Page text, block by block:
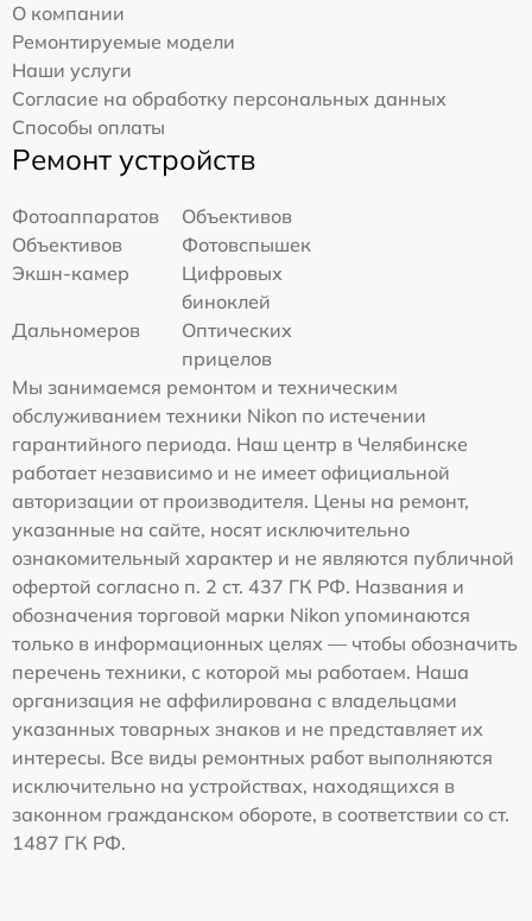
О компании
Ремонтируемые модели
Наши услуги
Согласие на обработку персональных данных
Способы оплаты
Ремонт устройств
Фотоаппаратов
Объективов
Объективов
Фотовспышек
Экшн-камер
Цифровых
биноклей
Дальномеров
Оптических
прицелов
Мы занимаемся ремонтом и техническим
обслуживанием техники Nikon по истечении
гарантийного периода. Наш центр в Челябинске
работает независимо и не имеет официальной
авторизации от производителя. Цены на ремонт,
указанные на сайте, носят исключительно
ознакомительный характер и не являются публичной
офертой согласно п. 2 ст. 437 ГК РФ. Названия и
обозначения торговой марки Nikon упоминаются
только в информационных целях — чтобы обозначить
перечень техники, с которой мы работаем. Наша
организация не аффилирована с владельцами
указанных товарных знаков и не представляет их
интересы. Все виды ремонтных работ выполняются
исключительно на устройствах, находящихся в
законном гражданском обороте, в соответствии со ст.
1487 ГК РФ.